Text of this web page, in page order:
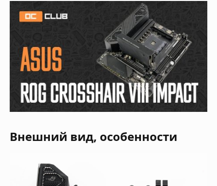
Внешний вид, особенности